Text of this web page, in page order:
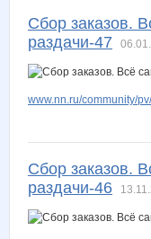
Сбор заказов.
раздачи-47
www.nn.ru/community/
Сбор заказов.
раздачи-46